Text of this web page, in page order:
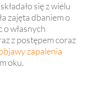
się z wielu
zajęta dbaniem o
o własnych
z postępem coraz
zapalenia
oku.